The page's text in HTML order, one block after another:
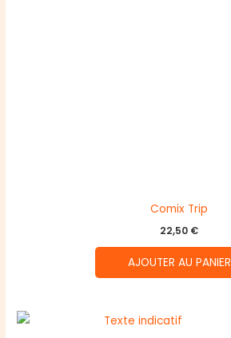
Comix Trip
22,50 €
AJOUTER AU PANIER